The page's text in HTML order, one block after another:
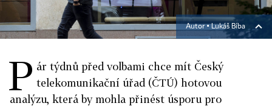
Autor ▪Lukáš Bíba
P ár týdnů před volbami chce mít Český
telekomunikační úřad (ČTÚ) hotovou
analýzu, která by mohla přinést úsporu pro